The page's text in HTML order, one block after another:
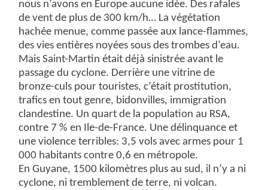
nous n’avons en Europe aucune idée. Des rafales
de vent de plus de 300 km/h… La végétation
hachée menue, comme passée aux lance-flammes,
des vies entières noyées sous des trombes d’eau.
Mais Saint-Martin était déjà sinistrée avant le
passage du cyclone. Derrière une vitrine de
bronze-culs pour touristes, c’était prostitution,
trafics en tout genre, bidonvilles, immigration
clandestine. Un quart de la population au RSA,
contre 7 % en Ile-de-France. Une délinquance et
une violence terribles: 3,5 vols avec armes pour 1
000 habitants contre 0,6 en métropole.
En Guyane, 1500 kilomètres plus au sud, il n’y a ni
cyclone, ni tremblement de terre, ni volcan.